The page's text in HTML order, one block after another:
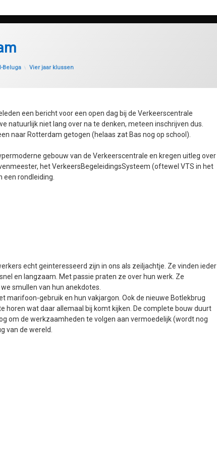
op 28 juli 2020
Beluga Categorieën:
Vier jaar klussen
een bericht voor een open dag bij de Verkeerscentrale
natuurlijk niet lang over na te denken, meteen inschrijven dus.
naar Rotterdam getogen (helaas zat Bas nog op school).
gebouw van de Verkeerscentrale en kregen uitleg over
het VerkeersBegeleidingsSysteem (oftewel VTS in het
een rondleiding.
echt geinteresseerd zijn in ons als zeiljachtje. Ze vinden ieder
en langzaam. Met passie praten ze over hun werk. Ze
smullen van hun anekdotes.
marifoon-gebruik en hun vakjargon. Ook de nieuwe Botlekbrug
horen wat daar allemaal bij komt kijken. De complete bouw duurt
om de werkzaamheden te volgen aan vermoedelijk (wordt nog
van de wereld.